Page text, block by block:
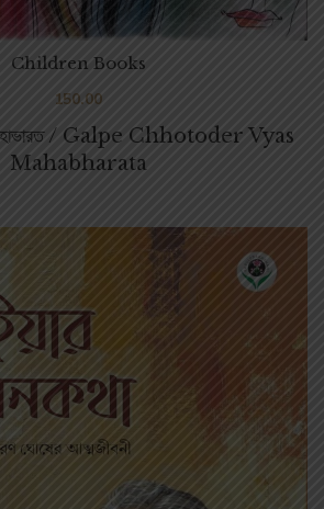
মহাভারত / Galpe Chhotoder Vyas
Mahabharata
Children Books
150.00